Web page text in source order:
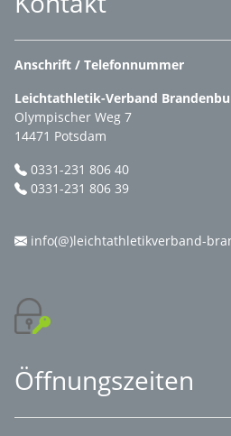
Anschrift / Telefonnummer
Leichtathletik-Verband
Olympischer Weg 7
14471 Potsdam
0331-231 806 40
0331-231 806 39
info(@)leichtathletikverband-
Öffnungszeiten